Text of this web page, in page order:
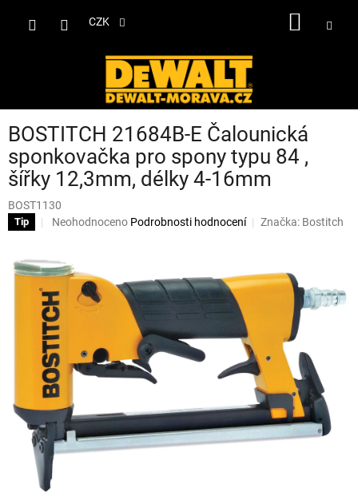
CZK
BOSTITCH 21684B-E Čalounická
sponkovačka pro spony typu 84 ,
šířky 12,3mm, délky 4-16mm
BOST1130
Tip
Průměrné
je
z
5
hvězdiček.
Neohodnoceno Podrobnosti hodnocení Značka: Bostitch